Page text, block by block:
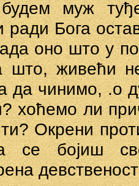
будем муж
ради Бога
оно што у
што, живећи
да чинимо, .о
хоћемо ли
Окрени
се бојиш